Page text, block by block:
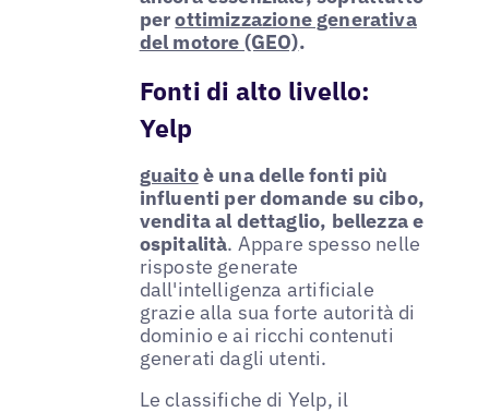
perottimizzazione generativa
del motore (GEO).
Fonti di alto livello:
Yelp
guaitoè una delle fonti più
influenti per domande su cibo,
vendita al dettaglio, bellezza e
ospitalità. Appare spesso nelle
risposte generate
dall'intelligenza artificiale
grazie alla sua forte autorità di
dominio e ai ricchi contenuti
generati dagli utenti.
Le classifiche di Yelp, il